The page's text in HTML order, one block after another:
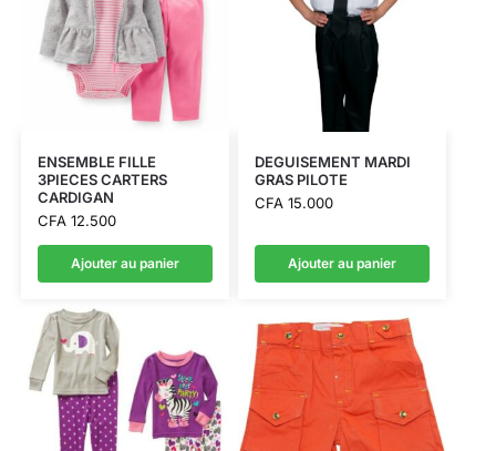
ENSEMBLE FILLE
3PIECES CARTERS
CARDIGAN
CFA12.500
Ajouter au panier
DEGUISEMENT MARDI
GRAS PILOTE
CFA15.000
Ajouter au panier